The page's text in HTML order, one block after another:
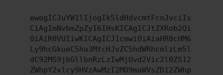
ewogICJuYW1lIjogIk5ldHdvcmtFcnJvciIs
CiAgImNvbmZpZyI6IHsKICAgICJtZXRob2Qi
OiAiR0VUIiwKICAgICJ1cmwiOiAiaHR0cHM6
Ly9hcGkueC5ha3MtcHJvZC5hdWRhcmlzLm5l
dC92MS9jbGllbnRzLzIwMjUvd2Vic2l0ZS12
ZWhpY2xlcy9HVzAwMzI2MD9maWVsZD12ZWhp